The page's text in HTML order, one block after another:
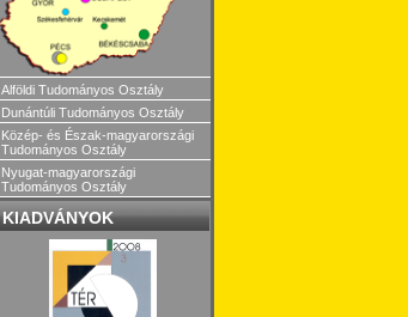
Alföldi Tudományos Osztály
Dunántúli Tudományos Osztály
Közép- és Észak-magyarországi
Tudományos Osztály
Nyugat-magyarországi
Tudományos Osztály
KIADVÁNYOK